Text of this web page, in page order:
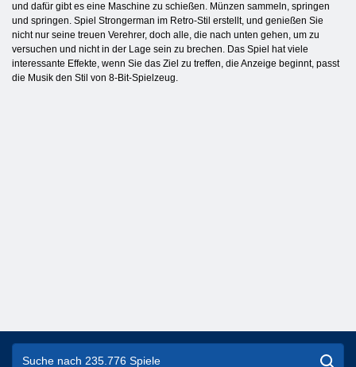
und dafür gibt es eine Maschine zu schießen. Münzen sammeln, springen
und springen. Spiel Strongerman im Retro-Stil erstellt, und genießen Sie
nicht nur seine treuen Verehrer, doch alle, die nach unten gehen, um zu
versuchen und nicht in der Lage sein zu brechen. Das Spiel hat viele
interessante Effekte, wenn Sie das Ziel zu treffen, die Anzeige beginnt, passt
die Musik den Stil von 8-Bit-Spielzeug.